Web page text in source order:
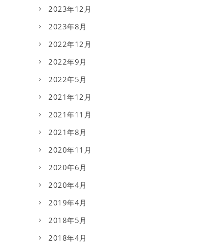
2023年12月
2023年8月
2022年12月
2022年9月
2022年5月
2021年12月
2021年11月
2021年8月
2020年11月
2020年6月
2020年4月
2019年4月
2018年5月
2018年4月